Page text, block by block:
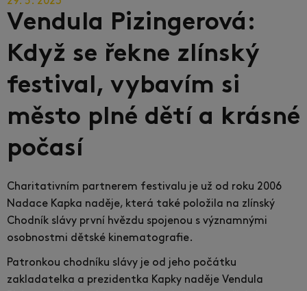
Vendula Pizingerová:
Když se řekne zlínský
festival, vybavím si
město plné dětí a krásné
počasí
Charitativním partnerem festivalu je už od roku 2006
Nadace Kapka naděje, která také položila na zlínský
Chodník slávy první hvězdu spojenou s významnými
osobnostmi dětské kinematografie.
Patronkou chodníku slávy je od jeho počátku
zakladatelka a prezidentka Kapky naděje Vendula